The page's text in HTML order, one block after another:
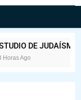
DE JUDAÍSMO
Ago